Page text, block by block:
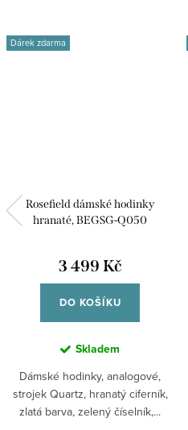
Dárek zdarma
Rosefield dámské hodinky
hranaté, BEGSG-Q050
3 499 Kč
DO KOŠÍKU
Skladem
Dámské hodinky, analogové,
strojek Quartz, hranatý ciferník,
zlatá barva, zelený číselník,...